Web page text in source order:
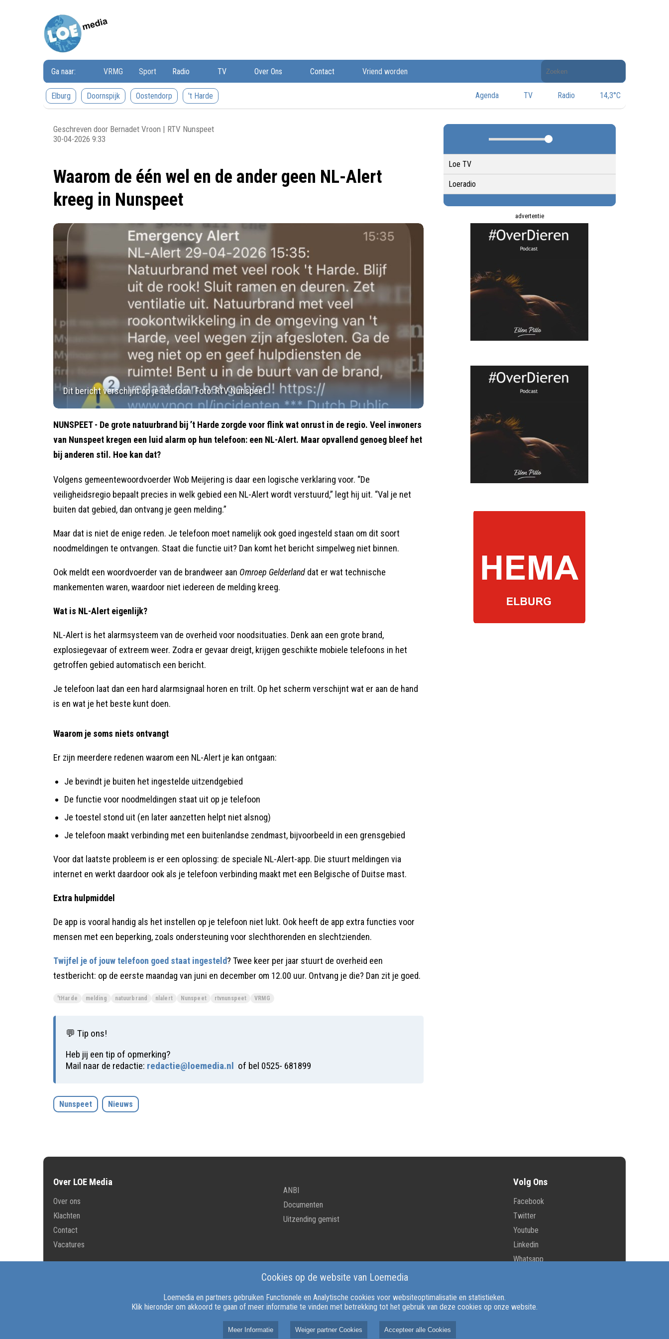
Ga naar: VRMG Sport Radio TV Over Ons Contact Vriend worden
Doorzoek
de
website
Elburg
Doornspijk Oostendorp 't Harde Agenda TV Radio 14,3°C
Geschreven door Bernadet Vroon | RTV Nunspeet
30-04-2026 9:33
Waarom de één wel en de ander geen NL-Alert
kreeg in Nunspeet
Dit bericht verschijnt op je telefoon. Foto: RTV Nunspeet
NUNSPEET - De grote natuurbrand bij ’t Harde zorgde voor flink wat onrust in de regio. Veel inwoners
van Nunspeet kregen een luid alarm op hun telefoon: een NL-Alert. Maar opvallend genoeg bleef het
bij anderen stil. Hoe kan dat?
Volgens gemeentewoordvoerder Wob Meijering is daar een logische verklaring voor. “De
veiligheidsregio bepaalt precies in welk gebied een NL-Alert wordt verstuurd,” legt hij uit. “Val je net
buiten dat gebied, dan ontvang je geen melding.”
Maar dat is niet de enige reden. Je telefoon moet namelijk ook goed ingesteld staan om dit soort
noodmeldingen te ontvangen. Staat die functie uit? Dan komt het bericht simpelweg niet binnen.
Ook meldt een woordvoerder van de brandweer aan Omroep Gelderland dat er wat technische
mankementen waren, waardoor niet iedereen de melding kreeg.
Wat is NL-Alert eigenlijk?
NL-Alert is het alarmsysteem van de overheid voor noodsituaties. Denk aan een grote brand,
explosiegevaar of extreem weer. Zodra er gevaar dreigt, krijgen geschikte mobiele telefoons in het
getroffen gebied automatisch een bericht.
Je telefoon laat dan een hard alarmsignaal horen en trilt. Op het scherm verschijnt wat er aan de hand
is en wat je het beste kunt doen.
Waarom je soms niets ontvangt
Er zijn meerdere redenen waarom een NL-Alert je kan ontgaan:
Je bevindt je buiten het ingestelde uitzendgebied
De functie voor noodmeldingen staat uit op je telefoon
Je toestel stond uit (en later aanzetten helpt niet alsnog)
Je telefoon maakt verbinding met een buitenlandse zendmast, bijvoorbeeld in een grensgebied
Voor dat laatste probleem is er een oplossing: de speciale NL-Alert-app. Die stuurt meldingen via
internet en werkt daardoor ook als je telefoon verbinding maakt met een Belgische of Duitse mast.
Extra hulpmiddel
De app is vooral handig als het instellen op je telefoon niet lukt. Ook heeft de app extra functies voor
mensen met een beperking, zoals ondersteuning voor slechthorenden en slechtzienden.
Twijfel je of jouw telefoon goed staat ingesteld? Twee keer per jaar stuurt de overheid een
testbericht: op de eerste maandag van juni en december om 12.00 uur. Ontvang je die? Dan zit je goed.
'tHarde melding natuurbrand nlalert Nunspeet rtvnunspeet VRMG
💬 Tip ons!
Heb jij een tip of opmerking?
Mail naar de redactie: redactie@loemedia.nl of bel 0525- 681899
Nunspeet Nieuws
Loe TV
Loeradio
advertentie
Over LOE Media
Over ons
Klachten
Contact
Vacatures
ANBI
Documenten
Uitzending gemist
Volg Ons
Facebook
Twitter
Youtube
Linkedin
Whatsapp
© 2026 Loemedia alle rechten voorbehouden. Aangedreven door NieuwsNed.nl
Cookies op de website van Loemedia
Loemedia en partners gebruiken Functionele en Analytische cookies voor websiteoptimalisatie en statistieken.
Klik hieronder om akkoord te gaan of meer informatie te vinden met betrekking tot het gebruik van deze cookies op onze website.
Meer Informatie Weiger partner Cookies Accepteer alle Cookies